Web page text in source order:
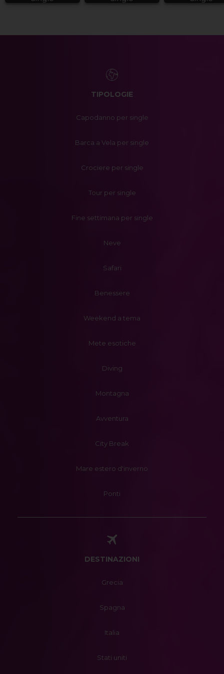
TIPOLOGIE
Capodanno per single
Barca a Vela per single
Crociere per single
Tour per single
Fine settimana per single
Neve
Safari
Benessere
Weekend a tema
Mete esotiche
Diving
Montagna
Avventura
City Break
Mare estero d'inverno
Ponti
DESTINAZIONI
Grecia
Spagna
Italia
Stati uniti